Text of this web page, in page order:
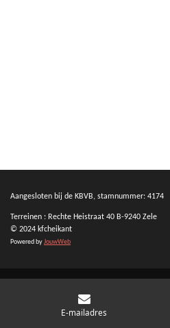
Aangesloten bij de KBVB, stamnummer: 4174
Terreinen : Rechte Heistraat 40 B-9240 Zele
© 2024 kfcheikant
Powered byJouwWeb
E-mailadres